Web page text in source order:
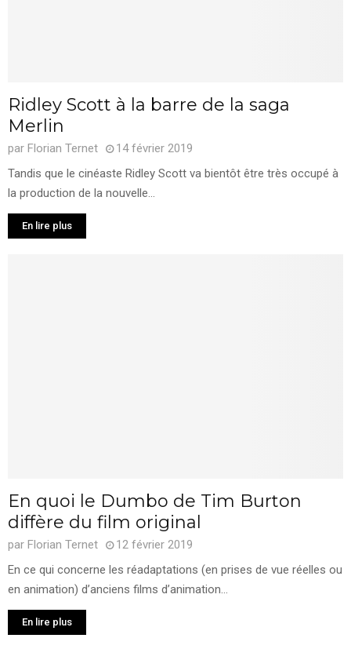
Ridley Scott à la barre de la saga
Merlin
par Florian Ternet
14 février 2019
Tandis que le cinéaste Ridley Scott va bientôt être très occupé à
la production de la nouvelle...
En lire plus
En quoi le Dumbo de Tim Burton
diffère du film original
par Florian Ternet
12 février 2019
En ce qui concerne les réadaptations (en prises de vue réelles ou
en animation) d’anciens films d’animation...
En lire plus